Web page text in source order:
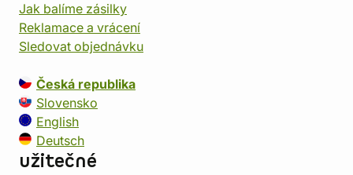
Jak balíme zásilky
Reklamace a vrácení
Sledovat objednávku
Česká republika
Slovensko
English
Deutsch
užitečné